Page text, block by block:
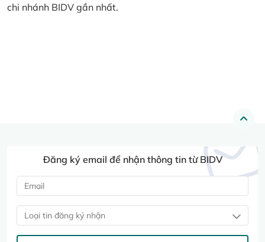
chi nhánh BIDV gần nhất.
Đăng ký email để nhận thông tin từ BIDV
Loại tin đăng ký nhận